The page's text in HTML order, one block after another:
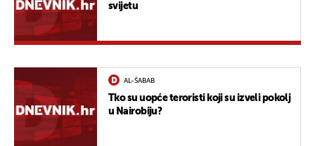
svijetu
AL-ŠABAB
Tko su uopće teroristi koji su izveli pokolj
u Nairobiju?